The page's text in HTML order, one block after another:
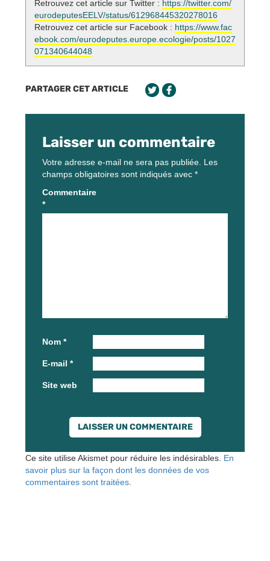
Retrouvez cet article sur Twitter : https://twitter.com/
eurodeputesEELV/status/612968445320278016
Retrouvez cet article sur Facebook : https://www.fac
ebook.com/eurodeputes.europe.ecologie/posts/1027
071340644048
PARTAGER CET ARTICLE
Laisser un commentaire
Votre adresse e-mail ne sera pas publiée. Les
champs obligatoires sont indiqués avec *
Commentaire
*
Nom *
E-mail *
Site web
Ce site utilise Akismet pour réduire les indésirables. En
savoir plus sur la façon dont les données de vos
commentaires sont traitées